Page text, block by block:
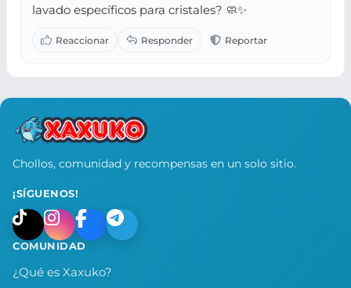
lavado específicos para cristales? 🧼✨
Chollos, comunidad y recompensas en un solo sitio.
¡SÍGUENOS!
COMUNIDAD
¿Qué es Xaxuko?